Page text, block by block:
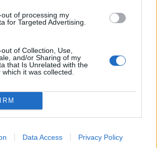
of processing my
for Targeted Advertising.
of Collection, Use,
and/or Sharing of my
that Is Unrelated with the
it was collected.
Data Access Privacy Policy
Della Ragione